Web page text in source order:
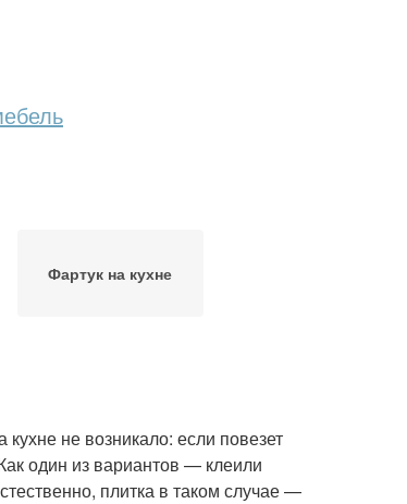
Фартук на кухне
не возникало: если повезет
один из вариантов — клеили
плитка в таком случае —